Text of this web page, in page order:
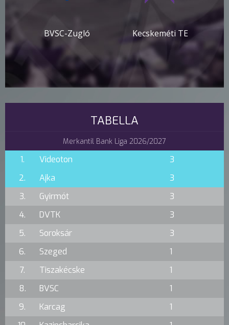
BVSC-Zugló Kecskeméti TE
TABELLA
Merkantil Bank Liga 2026/2027
1. Videoton
3
2.
Ajka
3
3.
Gyirmót
3
4.
DVTK
3
5.
Soroksár
3
6.
Szeged
1
7.
Tiszakécske
1
8.
BVSC
1
9.
Karcag
1